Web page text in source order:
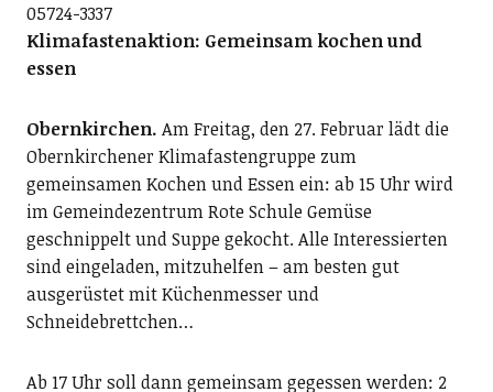
05724-3337
Klimafastenaktion: Gemeinsam kochen und
essen
Obernkirchen. Am Freitag, den 27. Februar lädt die
Obernkirchener Klimafastengruppe zum
gemeinsamen Kochen und Essen ein: ab 15 Uhr wird
im Gemeindezentrum Rote Schule Gemüse
geschnippelt und Suppe gekocht. Alle Interessierten
sind eingeladen, mitzuhelfen – am besten gut
ausgerüstet mit Küchenmesser und
Schneidebrettchen…
Ab 17 Uhr soll dann gemeinsam gegessen werden: 2